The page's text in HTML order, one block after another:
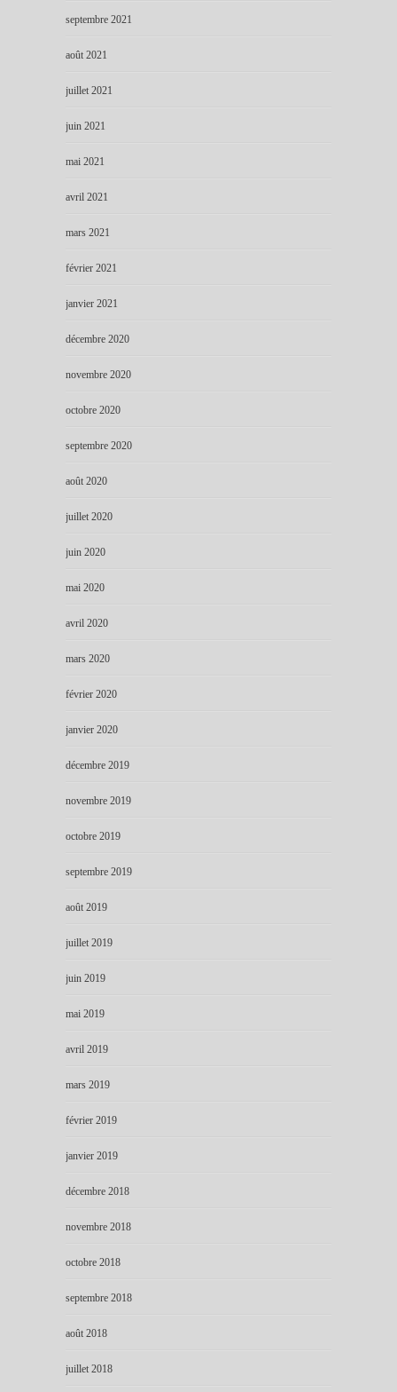
septembre 2021
août 2021
juillet 2021
juin 2021
mai 2021
avril 2021
mars 2021
février 2021
janvier 2021
décembre 2020
novembre 2020
octobre 2020
septembre 2020
août 2020
juillet 2020
juin 2020
mai 2020
avril 2020
mars 2020
février 2020
janvier 2020
décembre 2019
novembre 2019
octobre 2019
septembre 2019
août 2019
juillet 2019
juin 2019
mai 2019
avril 2019
mars 2019
février 2019
janvier 2019
décembre 2018
novembre 2018
octobre 2018
septembre 2018
août 2018
juillet 2018